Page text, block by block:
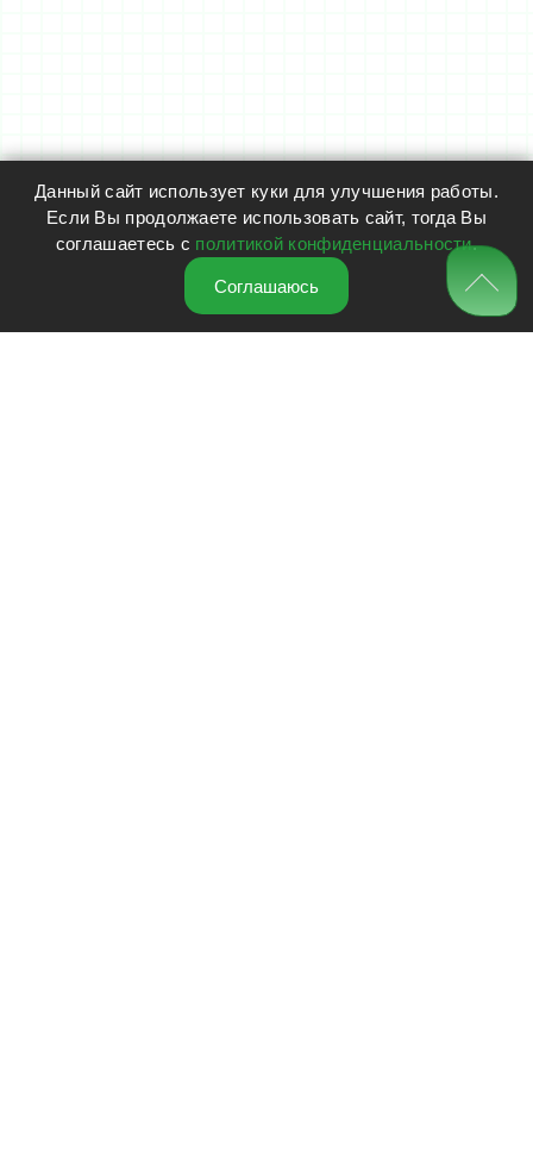
Данный сайт использует куки для улучшения работы.
Если Вы продолжаете использовать сайт, тогда Вы
соглашаетесь с политикой конфиденциальности.
Соглашаюсь